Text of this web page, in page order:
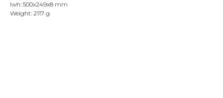
lwh: 500x249x8 mm
Weight: 2117 g